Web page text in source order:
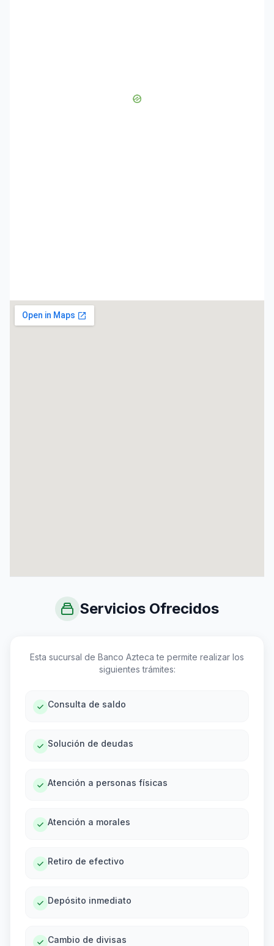
Servicios Ofrecidos
Esta sucursal de Banco Azteca te permite realizar los
siguientes trámites:
Consulta de saldo
Solución de deudas
Atención a personas físicas
Atención a morales
Retiro de efectivo
Depósito inmediato
Cambio de divisas